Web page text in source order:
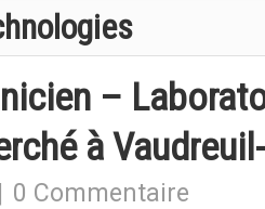
–
à
0 Commentaire